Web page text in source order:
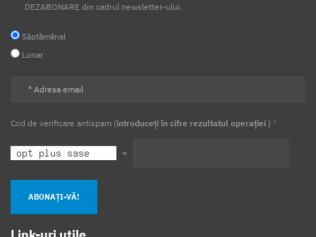
DEZABONARE din cadrul newsletter-ului.
Săptămânal
Lunar
Cod de verificare antispam (introduceți în cifre rezultatul operației ) *
=
ABONAȚI-VĂ!